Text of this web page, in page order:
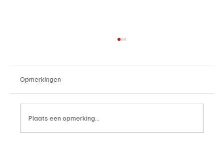
Opmerkingen
Plaats een opmerking...